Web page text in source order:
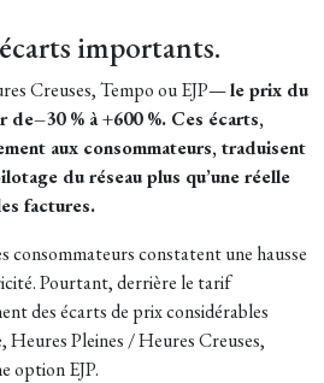
importants.
Creuses, Tempo ou EJP—le prix du
% à +600 %. Ces écarts,
aux consommateurs, traduisent
du réseau plus qu’une réelle
factures.
consommateurs constatent une hausse
Pourtant, derrière le tarif
des écarts de prix considérables
Heures Pleines / Heures Creuses,
option EJP.